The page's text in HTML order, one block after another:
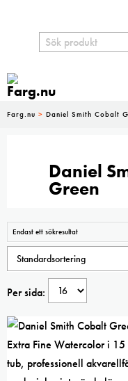
Farg.nu > Daniel Smith Cobalt
Daniel
Green
Endast ett sökresultat
Per sida: